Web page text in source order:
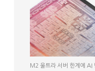
M2 울트라 서버 한계에 AI